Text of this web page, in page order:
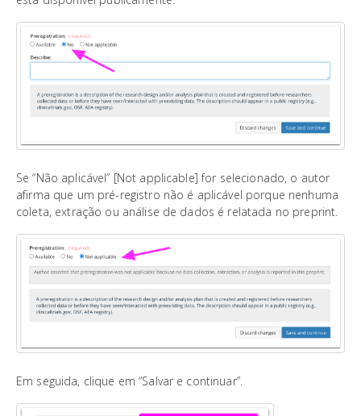
Se “Não aplicável” [Not applicable] for selecionado, o autor
afirma que um pré-registro não é aplicável porque nenhuma
coleta, extração ou análise de dados é relatada no preprint.
Em seguida, clique em “Salvar e continuar”.